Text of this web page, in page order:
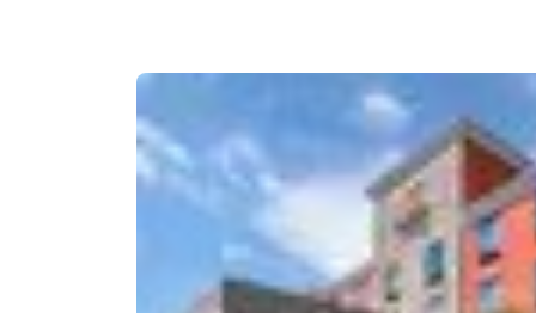
Deutsch
Spain
English
Ireland
English